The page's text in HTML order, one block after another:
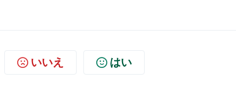
いいえ はい